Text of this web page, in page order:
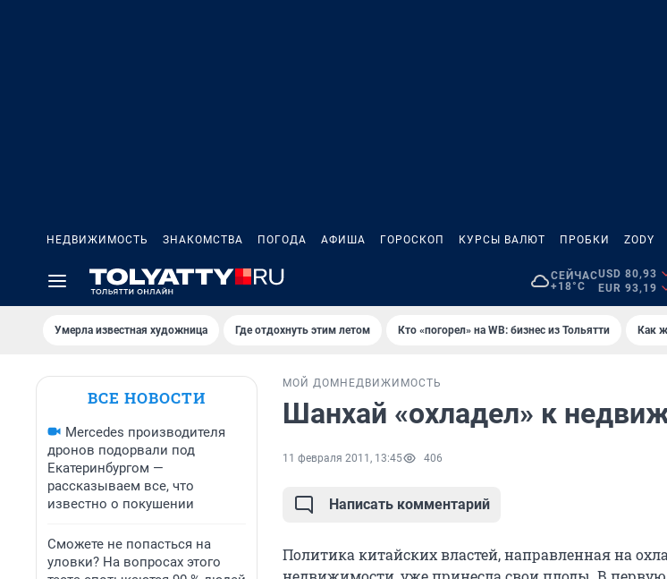
НЕДВИЖИМОСТЬ ЗНАКОМСТВА ПОГОДА АФИША ГОРОСКОП КУРСЫ ВАЛЮТ ПРОБКИ ZODY
СЕЙЧАС
+18°C
USD 80,93
EUR 93,19
Умерла известная художница Где отдохнуть этим летом Кто «погорел» на WB: бизнес из Тольятти Как
ВСЕ НОВОСТИ
Mercedes производителя
дронов подорвали под
Екатеринбургом —
рассказываем все, что
известно о покушении
Сможете не попасться на
уловки? На вопросах этого
МОЙ ДОМ НЕДВИЖИМОСТЬ
Шанхай «охладел» к
11 февраля 2011, 13:45 406
Написать комментарий
Политика китайских властей, направленная на